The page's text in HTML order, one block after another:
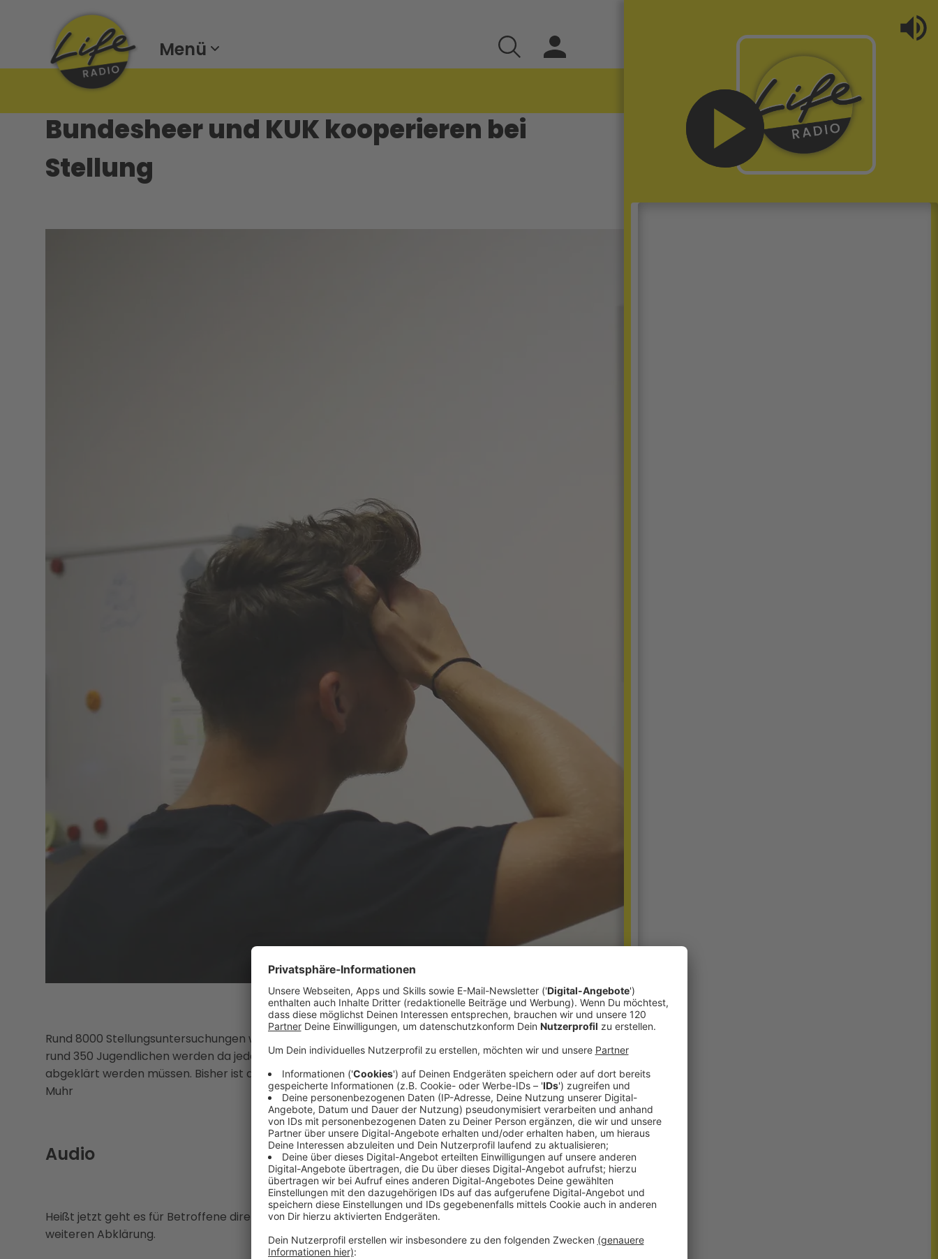
Menü
Bundesheer und KUK kooperieren bei
Stellung
Rund 8000 Stellungsuntersuchungen werden in Oberösterreich in einem Jahr durchgeführt. Bei
rund 350 Jugendlichen werden da jedes Jahr medizinische Probleme festgestellt die weiter
abgeklärt werden müssen. Bisher ist das beim Facharzt passiert sagt Militärkommandant Dieter
Muhr
Audio
Heißt jetzt geht es für Betroffene direkt nach der Stellung ins Kepler Universitätsklinikum zur
weiteren Abklärung.